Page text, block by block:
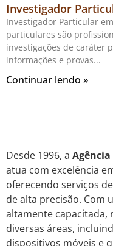
Investigador
Investigador Particular
particulares são
investigações de caráter
informações e provas
Continuar lendo »
Desde 1996, a
atua com excelência
oferecendo serviços
de alta precisão. Com
altamente capacitada,
diversas áreas,
dispositivos móveis e